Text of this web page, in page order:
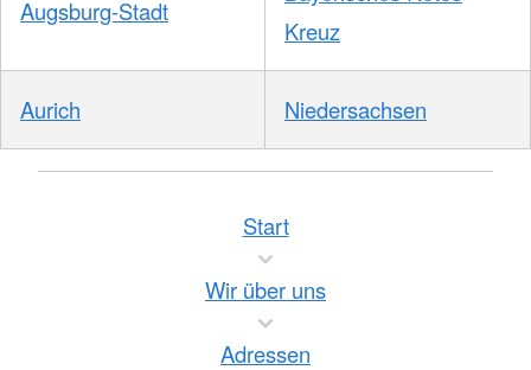
Augsburg-Stadt
Kreuz
Aurich Niedersachsen
Start
Wir über uns
Adressen